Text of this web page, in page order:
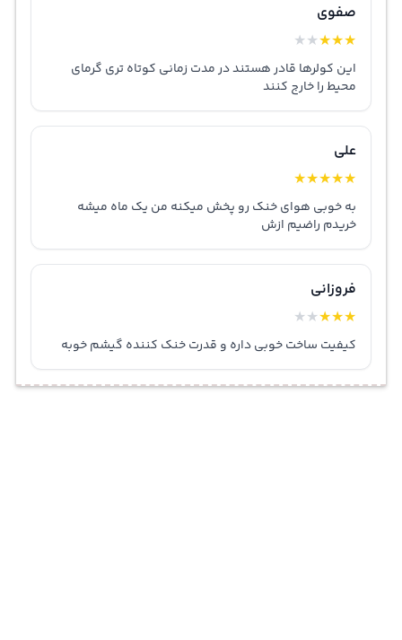
صفوی
★
★
★
★
★
این کولرها قادر هستند در مدت زمانی کوتاه تری گرمای
محیط را خارج کنند
علی
★
★
★
★
★
به خوبی هوای خنک رو پخش میکنه من یک ماه میشه
خریدم راضیم ازش
فروزانی
★
★
★
★
★
کیفیت ساخت خوبی داره و قدرت خنک کننده گیشم خوبه